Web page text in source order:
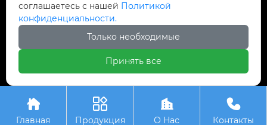

Адресс компании:
Восток деревни Наньци, поселок
Фэнхуан, район Линьцзы, город
Цзыбо, провинция Шаньдун
Авторское право©ООО Шаньдун Цишуай
Износостойкое Оборудование

Главная

Продукция

О Hас

Контакты
соглашаетесь с нашей Политикой
конфиденциальности.
Только необходимые
Принять все